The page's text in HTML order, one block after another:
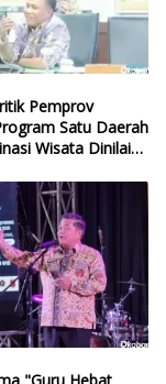
Pemprov
Satu Daerah
Wisata Dinilai